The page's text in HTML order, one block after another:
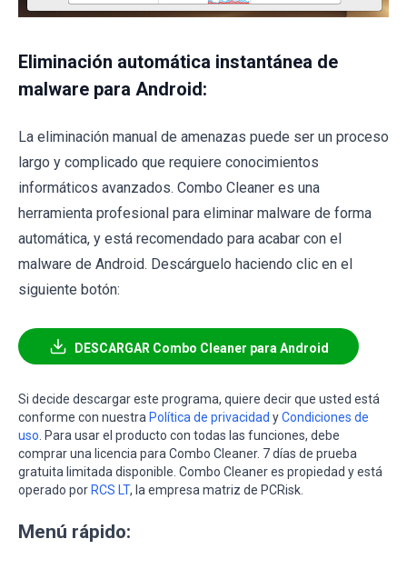
Eliminación automática instantánea de
malware para Android:
La eliminación manual de amenazas puede ser un proceso
largo y complicado que requiere conocimientos
informáticos avanzados. Combo Cleaner es una
herramienta profesional para eliminar malware de forma
automática, y está recomendado para acabar con el
malware de Android. Descárguelo haciendo clic en el
siguiente botón:
DESCARGAR Combo Cleaner para Android
Si decide descargar este programa, quiere decir que usted está
conforme con nuestra Política de privacidad yCondiciones de
uso . Para usar el producto con todas las funciones, debe
comprar una licencia para Combo Cleaner. 7 días de prueba
gratuita limitada disponible. Combo Cleaner es propiedad y está
operado por RCS LT, la empresa matriz de PCRisk.
Menú rápido: